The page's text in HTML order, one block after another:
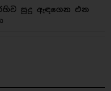
සුදු ඇඳගෙන එන